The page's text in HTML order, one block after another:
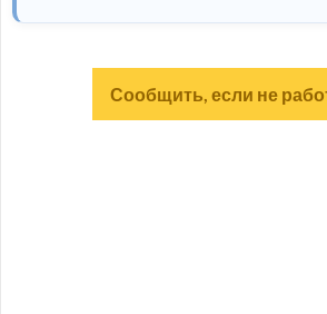
Сообщить, если не